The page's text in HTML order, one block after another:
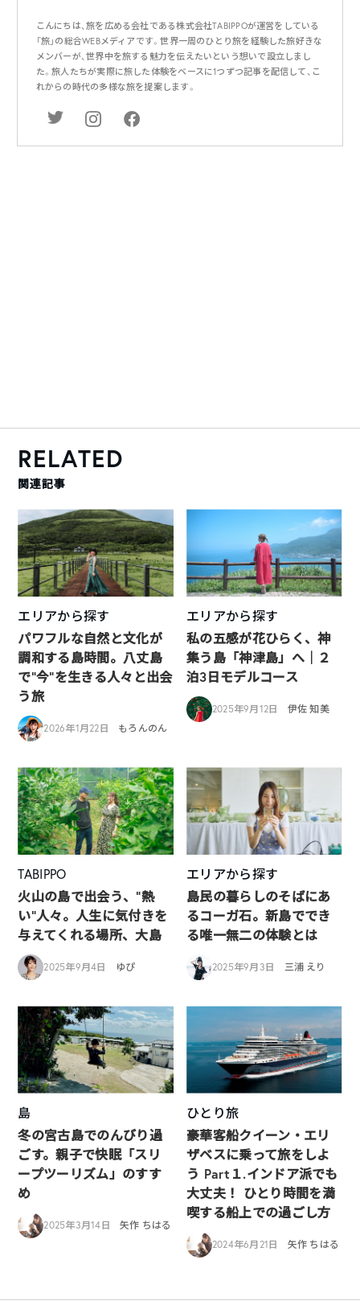
こんにちは、旅を広める会社である株式会社TABIPPOが運営をしている
「旅」の総合WEBメディアです。世界一周のひとり旅を経験した旅好きな
メンバーが、世界中を旅する魅力を伝えたいという想いで設立しまし
た。旅人たちが実際に旅した体験をベースに1つずつ記事を配信して、こ
れからの時代の多様な旅を提案します。
RELATED
関連記事
エリアから探す
パワフルな自然と文化が
調和する島時間。八丈島
で“今”を生きる人々と出会
う旅
2026年1月22日 もろんのん
エリアから探す
私の五感が花ひらく、神
集う島「神津島」へ｜２
泊3日モデルコース
2025年9月12日 伊佐 知美
TABIPPO
火山の島で出会う、“熱
い“人々。人生に気付きを
与えてくれる場所、大島
2025年9月4日 ゆぴ
エリアから探す
島民の暮らしのそばにあ
るコーガ石。新島ででき
る唯一無二の体験とは
2025年9月3日 三浦 えり
島
冬の宮古島でのんびり過
ごす。親子で快眠「スリ
ープツーリズム」のすす
め
2025年3月14日 矢作 ちはる
ひとり旅
豪華客船クイーン・エリ
ザベスに乗って旅をしよ
う Part１.インドア派でも
大丈夫！ ひとり時間を満
喫する船上での過ごし方
2024年6月21日 矢作 ちはる